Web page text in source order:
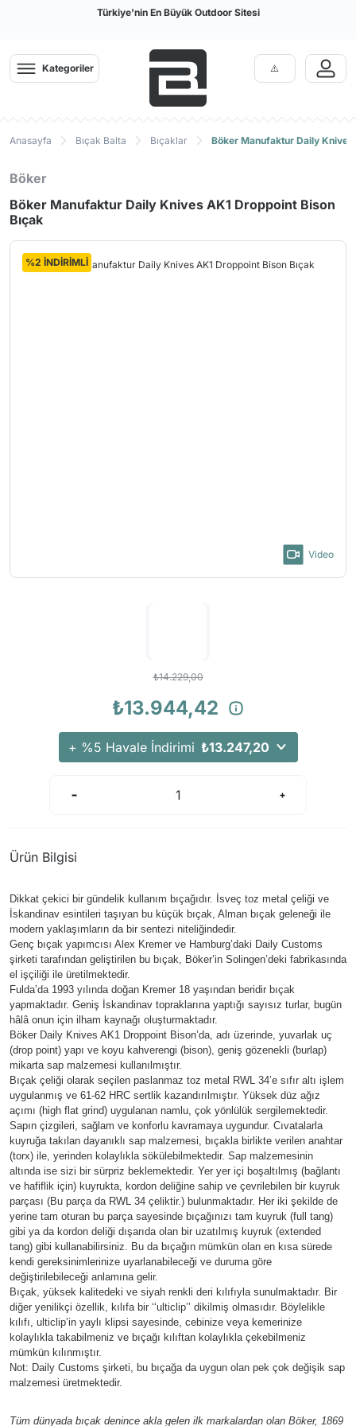
Türkiye'nin En Büyük Outdoor Sitesi
Kategoriler
Anasayfa Bıçak Balta Bıçaklar Böker Manufaktur Daily Knives
Böker
Böker Manufaktur Daily Knives AK1 Droppoint Bison
Bıçak
%2 İNDİRİMLİ
Video
₺14.229,00
₺13.944,42
+ %5 Havale İndirimi ₺13.247,20
Ürün Bilgisi
Dikkat çekici bir gündelik kullanım bıçağıdır. İsveç toz metal çeliği ve
İskandinav esintileri taşıyan bu küçük bıçak, Alman bıçak geleneği ile
modern yaklaşımların da bir sentezi niteliğindedir.
Genç bıçak yapımcısı Alex Kremer ve Hamburg’daki Daily Customs
şirketi tarafından geliştirilen bu bıçak, Böker’in Solingen’deki fabrikasında
el işçiliği ile üretilmektedir.
Fulda’da 1993 yılında doğan Kremer 18 yaşından beridir bıçak
yapmaktadır. Geniş İskandinav topraklarına yaptığı sayısız turlar, bugün
hâlâ onun için ilham kaynağı oluşturmaktadır.
Böker Daily Knives AK1 Droppoint Bison’da, adı üzerinde, yuvarlak uç
(drop point) yapı ve koyu kahverengi (bison), geniş gözenekli (burlap)
mikarta sap malzemesi kullanılmıştır.
Bıçak çeliği olarak seçilen paslanmaz toz metal RWL 34’e sıfır altı işlem
uygulanmış ve 61-62 HRC sertlik kazandırılmıştır. Yüksek düz ağız
açımı (high flat grind) uygulanan namlu, çok yönlülük sergilemektedir.
Sapın çizgileri, sağlam ve konforlu kavramaya uygundur. Cıvatalarla
kuyruğa takılan dayanıklı sap malzemesi, bıçakla birlikte verilen anahtar
(torx) ile, yerinden kolaylıkla sökülebilmektedir. Sap malzemesinin
altında ise sizi bir sürpriz beklemektedir. Yer yer içi boşaltılmış (bağlantı
ve hafiflik için) kuyrukta, kordon deliğine sahip ve çevrilebilen bir kuyruk
parçası (Bu parça da RWL 34 çeliktir.) bulunmaktadır. Her iki şekilde de
yerine tam oturan bu parça sayesinde bıçağınızı tam kuyruk (full tang)
gibi ya da kordon deliği dışarıda olan bir uzatılmış kuyruk (extended
tang) gibi kullanabilirsiniz. Bu da bıçağın mümkün olan en kısa sürede
kendi gereksinimlerinize uyarlanabileceği ve duruma göre
değiştirilebileceği anlamına gelir.
Bıçak, yüksek kalitedeki ve siyah renkli deri kılıfıyla sunulmaktadır. Bir
diğer yenilikçi özellik, kılıfa bir ‘‘ulticlip’’ dikilmiş olmasıdır. Böylelikle
kılıfı, ulticlip’in yaylı klipsi sayesinde, cebinize veya kemerinize
kolaylıkla takabilmeniz ve bıçağı kılıftan kolaylıkla çekebilmeniz
mümkün kılınmıştır.
Not: Daily Customs şirketi, bu bıçağa da uygun olan pek çok değişik sap
malzemesi üretmektedir.
Tüm dünyada bıçak denince akla gelen ilk markalardan olan Böker, 1869